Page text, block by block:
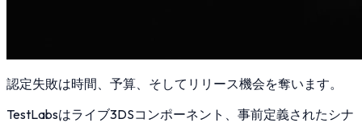
認定失敗は時間、予算、そしてリリース機会を奪います。
TestLabsはライブ3DSコンポーネント、事前定義されたシナ